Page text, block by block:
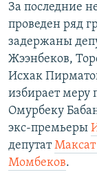
За последние
проведен ряд
задержаны
Жээнбеков,
Исхак
избирает меру
Омурбеку
экс-премьеры
депутат
Момбеков.